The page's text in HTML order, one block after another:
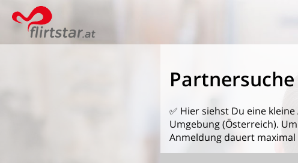
✅ Hier siehst Du eine
Umgebung (Österreich).
Anmeldung dauert maximal